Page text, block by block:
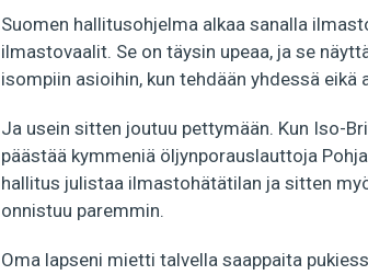
Suomen hallitusohjelma alkaa sanalla
ilmastovaalit. Se on täysin upeaa, ja se
isompiin asioihin, kun tehdään yhdessä eikä
Ja usein sitten joutuu pettymään. Kun Iso-
päästää kymmeniä öljynporauslauttoja
hallitus julistaa ilmastohätätilan ja sitten
onnistuu paremmin.
Oma lapseni mietti talvella saappaita